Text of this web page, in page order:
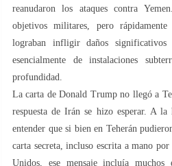
reanudaron los ataques contra
objetivos militares, pero
lograban infligir daños
esencialmente de instalaciones
profundidad.
La carta de Donald Trump no llegó a
respuesta de Irán se hizo esperar. A
entender que si bien en Teherán
carta secreta, incluso escrita a mano
Unidos, ese mensaje incluía muchos